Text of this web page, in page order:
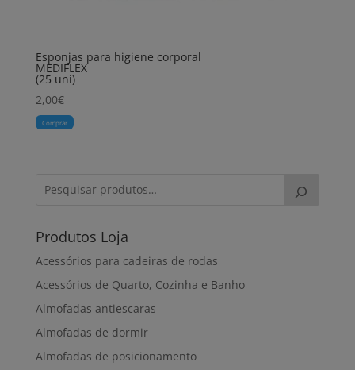
Esponjas para higiene corporal
MEDIFLEX
(25 uni)
2,00€
Comprar
Produtos Loja
Acessórios para cadeiras de rodas
Acessórios de Quarto, Cozinha e Banho
Almofadas antiescaras
Almofadas de dormir
Almofadas de posicionamento